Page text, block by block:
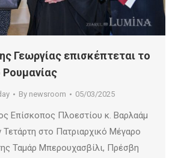
Γεωργίας επισκέπτεται το
Ρουμανίας
By newsroom 05/03/2025
Επίσκοπος Πλοεστίου κ. Βαρλαάμ
στο Πατριαρχικό Μέγαρο
Ταμάρ Μπερουχασβίλι, Πρέσβη